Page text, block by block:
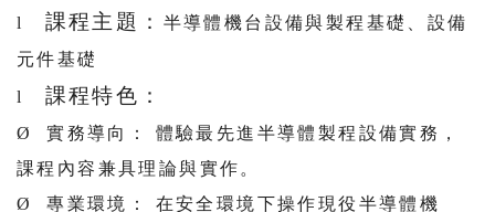
l 課程主題：
半導體機台設備與製程基礎、設備
元件基礎
l
課程特色：
Ø 實務導向：
體驗最先進半導體製程設備實務，
課程內容兼具理論與實作。
Ø
專業環境：
在安全環境下操作現役半導體機